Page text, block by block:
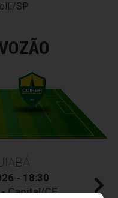
SP
- 18:30
Capital/CE